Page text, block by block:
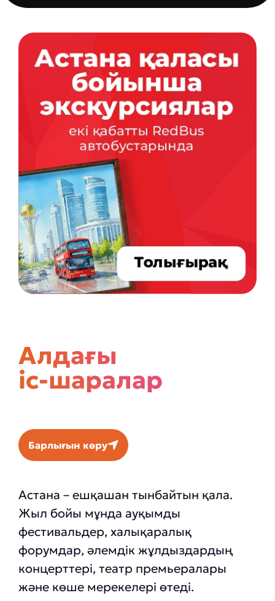
Алдағы
іс-шаралар
Барлығын көру
Астана – ешқашан тынбайтын қала.
Жыл бойы мұнда ауқымды
фестивальдер, халықаралық
форумдар, әлемдік жұлдыздардың
концерттері, театр премьералары
және көше мерекелері өтеді.